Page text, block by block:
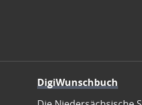
DigiWunschbuch